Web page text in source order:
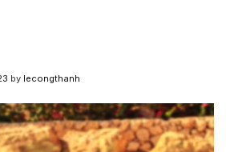
by lecongthanh